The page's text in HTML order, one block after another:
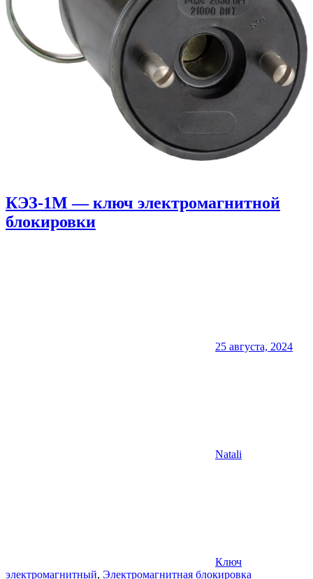
КЭЗ-1М — ключ электромагнитной
блокировки
25 августа, 2024
Natali
Ключ
электромагнитный, Электромагнитная блокировка